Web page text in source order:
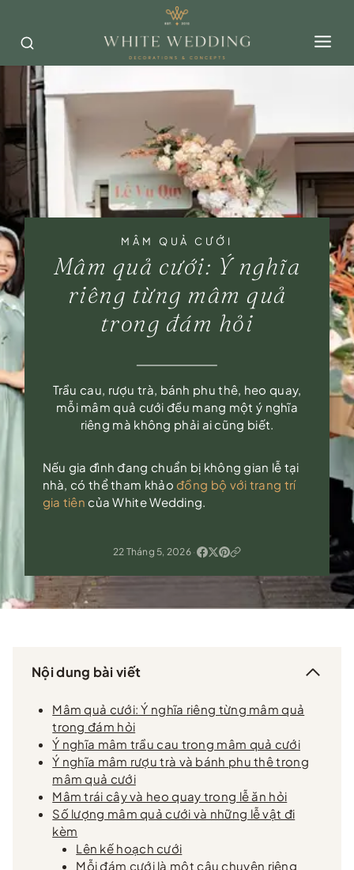
content
MÂM QUẢ CƯỚI
Mâm quả cưới: Ý nghĩa
riêng từng mâm quả
trong đám hỏi
Trầu cau, rượu trà, bánh phu thê, heo quay,
mỗi mâm quả cưới đều mang một ý nghĩa
riêng mà không phải ai cũng biết.
Nếu gia đình đang chuẩn bị không gian lễ tại
nhà, có thể tham khảo đồng bộ với trang trí
gia tiên của White Wedding.
22 Tháng 5, 2026 ·
Nội dung bài viết
Mâm quả cưới: Ý nghĩa riêng từng mâm quả
trong đám hỏi
Ý nghĩa mâm trầu cau trong mâm quả cưới
Ý nghĩa mâm rượu trà và bánh phu thê trong
mâm quả cưới
Mâm trái cây và heo quay trong lễ ăn hỏi
Số lượng mâm quả cưới và những lễ vật đi
kèm
Lên kế hoạch cưới
Mỗi đám cưới là một câu chuyện riêng